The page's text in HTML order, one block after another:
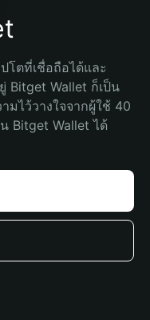
โตที่เชื่อถือได้และ
Bitget Wallet ก็เป็น
ไว้วางใจจากผู้ใช้ 40
Bitget Wallet ได้